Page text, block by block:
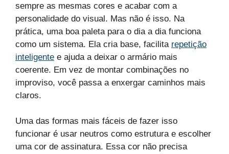
sempre as mesmas cores e acabar com a
personalidade do visual. Mas não é isso. Na
prática, uma boa paleta para o dia a dia funciona
como um sistema. Ela cria base, facilita repetição
inteligente e ajuda a deixar o armário mais
coerente. Em vez de montar combinações no
improviso, você passa a enxergar caminhos mais
claros.
Uma das formas mais fáceis de fazer isso
funcionar é usar neutros como estrutura e escolher
uma cor de assinatura. Essa cor não precisa